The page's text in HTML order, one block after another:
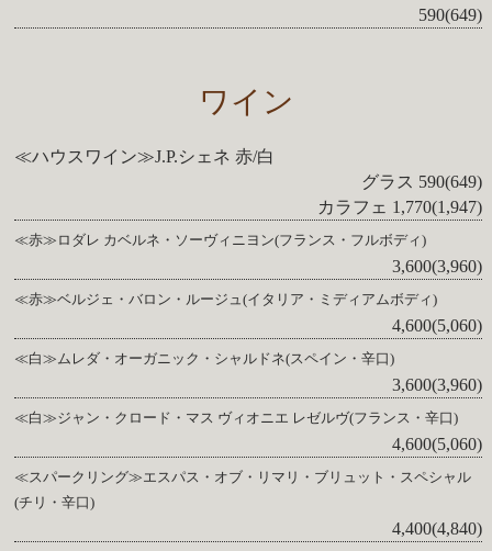
590(649)
ワイン
≪ハウスワイン≫J.P.シェネ 赤/白
グラス 590(649)
カラフェ 1,770(1,947)
≪赤≫ロダレ カベルネ・ソーヴィニヨン(フランス・フルボディ)
3,600(3,960)
≪赤≫ベルジェ・バロン・ルージュ(イタリア・ミディアムボディ)
4,600(5,060)
≪白≫ムレダ・オーガニック・シャルドネ(スペイン・辛口)
3,600(3,960)
≪白≫ジャン・クロード・マス ヴィオニエ レゼルヴ(フランス・辛口)
4,600(5,060)
≪スパークリング≫エスパス・オブ・リマリ・ブリュット・スペシャル
(チリ・辛口)
4,400(4,840)